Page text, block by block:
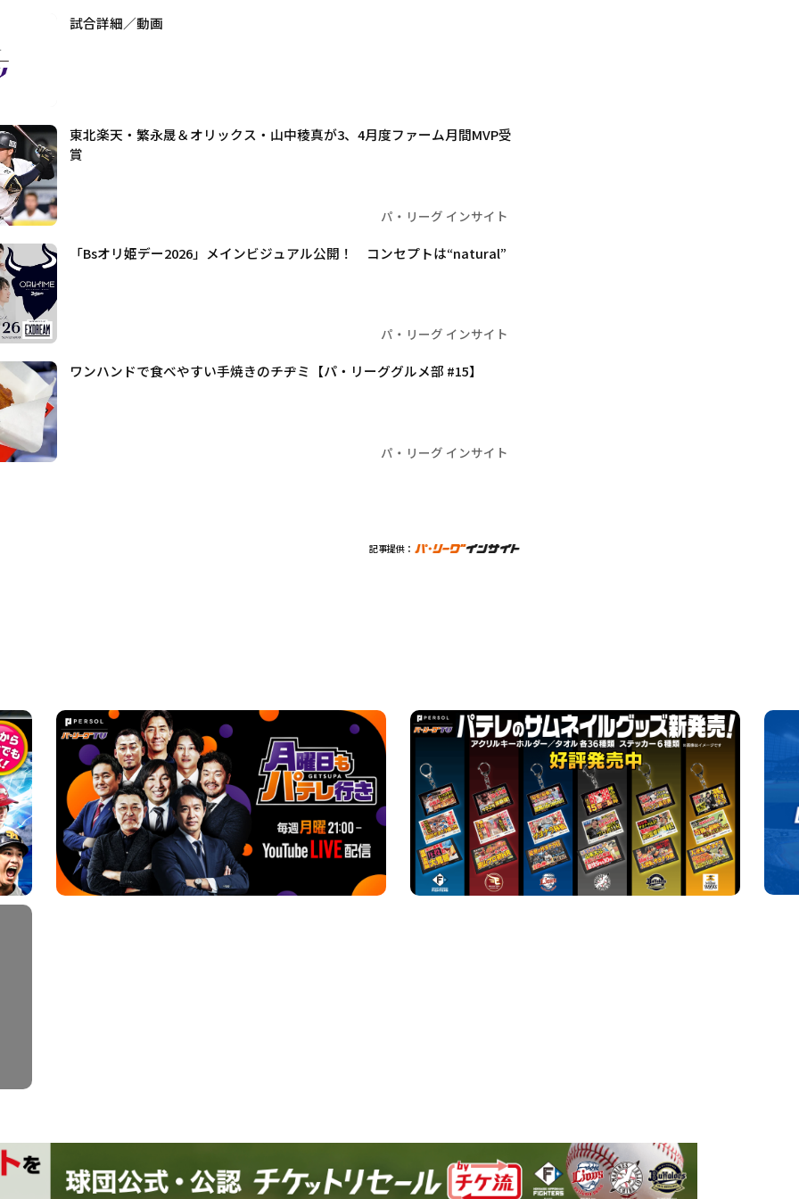
試合詳細／動画
東北楽天・繁永晟＆オリックス・山中稜真が3、4月度ファーム月間MVP受
賞
パ・リーグ インサイト
「Bsオリ姫デー2026」メインビジュアル公開！ コンセプトは“natural”
パ・リーグ インサイト
ワンハンドで食べやすい手焼きのチヂミ【パ・リーググルメ部 #15】
パ・リーグ インサイト
記事提供：